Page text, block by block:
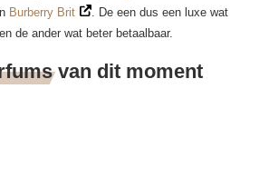
Burberry Brit
. De een dus een luxe wat
de ander wat beter betaalbaar.
van dit moment